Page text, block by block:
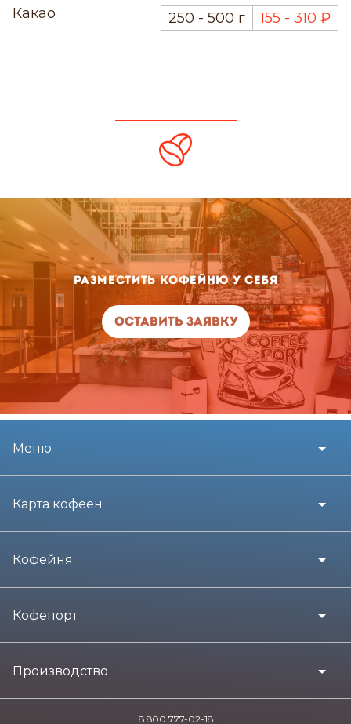
Какао 250 - 500 г 155 - 310 ₽
Разместить кофейню у себя
Оставить заявку
Меню
Карта кофеен
Кофейня
Кофепорт
Производство
8 800 777-02-18